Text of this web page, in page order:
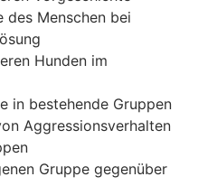
des Menschen bei
Hunden im
in bestehende Gruppen
Aggressionsverhalten
Gruppe gegenüber